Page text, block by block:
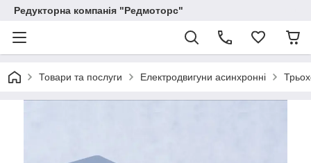
Редукторна компанія "Редмоторс"
Товари та послуги Електродвигуни асинхронні